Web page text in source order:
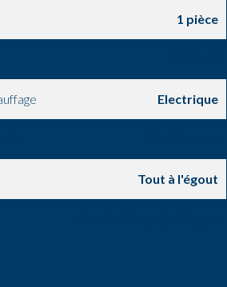
1 pièce
Electrique
Tout à l'égout